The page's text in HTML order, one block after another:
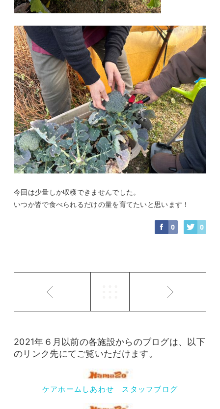
今回は少量しか収穫できませんでした。
いつか皆で食べられるだけの量を育てたいと思います！
0 0
2021年６月以前の各施設からのブログは、以下
のリンク先にてご覧いただけます。
ケアホームしあわせ スタッフブログ